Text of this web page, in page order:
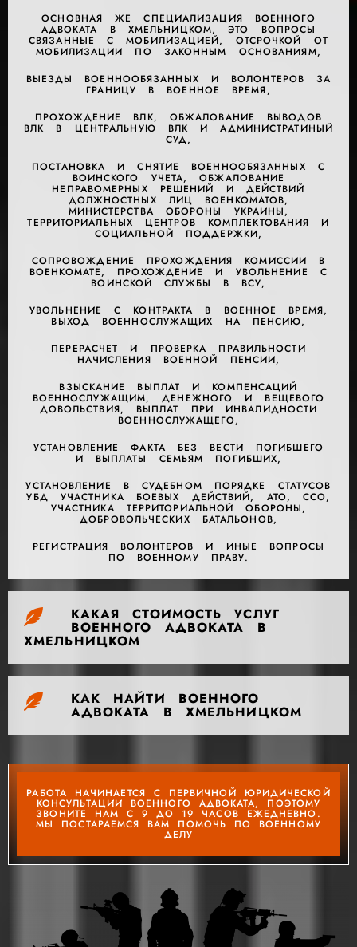
ОСНОВНАЯ ЖЕ СПЕЦИАЛИЗАЦИЯ ВОЕННОГО
АДВОКАТА В ХМЕЛЬНИЦКОМ, ЭТО ВОПРОСЫ
СВЯЗАННЫЕ С МОБИЛИЗАЦИЕЙ, ОТСРОЧКОЙ ОТ
МОБИЛИЗАЦИИ ПО ЗАКОННЫМ ОСНОВАНИЯМ,
ВЫЕЗДЫ ВОЕННООБЯЗАННЫХ И ВОЛОНТЕРОВ ЗА
ГРАНИЦУ В ВОЕННОЕ ВРЕМЯ,
ПРОХОЖДЕНИЕ ВЛК, ОБЖАЛОВАНИЕ ВЫВОДОВ
ВЛК В ЦЕНТРАЛЬНУЮ ВЛК И АДМИНИСТРАТИНЫЙ
СУД,
ПОСТАНОВКА И СНЯТИЕ ВОЕННООБЯЗАННЫХ С
ВОИНСКОГО УЧЕТА, ОБЖАЛОВАНИЕ
НЕПРАВОМЕРНЫХ РЕШЕНИЙ И ДЕЙСТВИЙ
ДОЛЖНОСТНЫХ ЛИЦ ВОЕНКОМАТОВ,
МИНИСТЕРСТВА ОБОРОНЫ УКРАИНЫ,
ТЕРРИТОРИАЛЬНЫХ ЦЕНТРОВ КОМПЛЕКТОВАНИЯ И
СОЦИАЛЬНОЙ ПОДДЕРЖКИ,
СОПРОВОЖДЕНИЕ ПРОХОЖДЕНИЯ КОМИССИИ В
ВОЕНКОМАТЕ, ПРОХОЖДЕНИЕ И УВОЛЬНЕНИЕ С
ВОИНСКОЙ СЛУЖБЫ В ВСУ,
УВОЛЬНЕНИЕ С КОНТРАКТА В ВОЕННОЕ ВРЕМЯ,
ВЫХОД ВОЕННОСЛУЖАЩИХ НА ПЕНСИЮ,
ПЕРЕРАСЧЕТ И ПРОВЕРКА ПРАВИЛЬНОСТИ
НАЧИСЛЕНИЯ ВОЕННОЙ ПЕНСИИ,
ВЗЫСКАНИЕ ВЫПЛАТ И КОМПЕНСАЦИЙ
ВОЕННОСЛУЖАЩИМ, ДЕНЕЖНОГО И ВЕЩЕВОГО
ДОВОЛЬСТВИЯ, ВЫПЛАТ ПРИ ИНВАЛИДНОСТИ
ВОЕННОСЛУЖАЩЕГО,
УСТАНОВЛЕНИЕ ФАКТА БЕЗ ВЕСТИ ПОГИБШЕГО
И ВЫПЛАТЫ СЕМЬЯМ ПОГИБШИХ,
УСТАНОВЛЕНИЕ В СУДЕБНОМ ПОРЯДКЕ СТАТУСОВ
УБД УЧАСТНИКА БОЕВЫХ ДЕЙСТВИЙ, АТО, ССО,
УЧАСТНИКА ТЕРРИТОРИАЛЬНОЙ ОБОРОНЫ,
ДОБРОВОЛЬЧЕСКИХ БАТАЛЬОНОВ,
РЕГИСТРАЦИЯ ВОЛОНТЕРОВ И ИНЫЕ ВОПРОСЫ
ПО ВОЕННОМУ ПРАВУ.
КАКАЯ СТОИМОСТЬ УСЛУГ
ВОЕННОГО АДВОКАТА В
ХМЕЛЬНИЦКОМ
КАК НАЙТИ ВОЕННОГО
АДВОКАТА В ХМЕЛЬНИЦКОМ
РАБОТА НАЧИНАЕТСЯ С ПЕРВИЧНОЙ ЮРИДИЧЕСКОЙ
КОНСУЛЬТАЦИИ ВОЕННОГО АДВОКАТА, ПОЭТОМУ
ЗВОНИТЕ НАМ С 9 ДО 19 ЧАСОВ ЕЖЕДНЕВНО.
МЫ ПОСТАРАЕМСЯ ВАМ ПОМОЧЬ ПО ВОЕННОМУ
ДЕЛУ